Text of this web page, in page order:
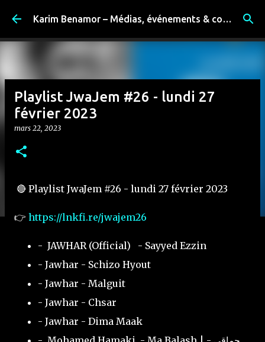
Accéder au contenu principal Karim Benamor – Médias, événements & coulisses
Playlist JwaJem #26 - lundi 27
février 2023
mars 22, 2023
🔴 Playlist JwaJem #26 - lundi 27 février 2023
👉 https://lnkfi.re/jwajem26
- JAWHAR (Official) - Sayyed Ezzin
- Jawhar - Schizo Hyout
- Jawhar - Malguit
- Jawhar - Chsar
- Jawhar - Dima Maak